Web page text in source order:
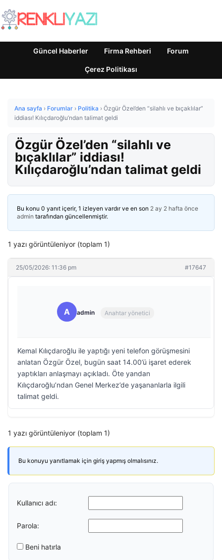
Güncel Haberler Firma Rehberi Forum
Çerez Politikası
Ana sayfa › Forumlar › Politika › Özgür Özel’den “silahlı ve bıçaklılar”
iddiası! Kılıçdaroğlu’ndan talimat geldi
Özgür Özel’den “silahlı ve
bıçaklılar” iddiası!
Kılıçdaroğlu’ndan talimat geldi
Bu konu 0 yanıt içerir, 1 izleyen vardır ve en son 2 ay 2 hafta önce
admin tarafından güncellenmiştir.
1 yazı görüntüleniyor (toplam 1)
25/05/2026: 11:36 pm #17647
A admin Anahtar yönetici
Kemal Kılıçdaroğlu ile yaptığı yeni telefon görüşmesini
anlatan Özgür Özel, bugün saat 14.00’ü işaret ederek
yaptıkları anlaşmayı açıkladı. Öte yandan
Kılıçdaroğlu’ndan Genel Merkez’de yaşananlarla ilgili
talimat geldi.
1 yazı görüntüleniyor (toplam 1)
Bu konuyu yanıtlamak için giriş yapmış olmalısınız.
Kullanıcı adı:
Parola:
Beni hatırla